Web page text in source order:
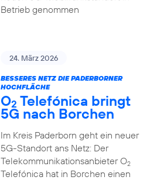
Betrieb genommen
24. März 2026
BESSERES NETZ DIE PADERBORNER
HOCHFLÄCHE
O2 Telefónica bringt
5G nach Borchen
Im Kreis Paderborn geht ein neuer
5G-Standort ans Netz: Der
Telekommunikationsanbieter O2
Telefónica hat in Borchen einen